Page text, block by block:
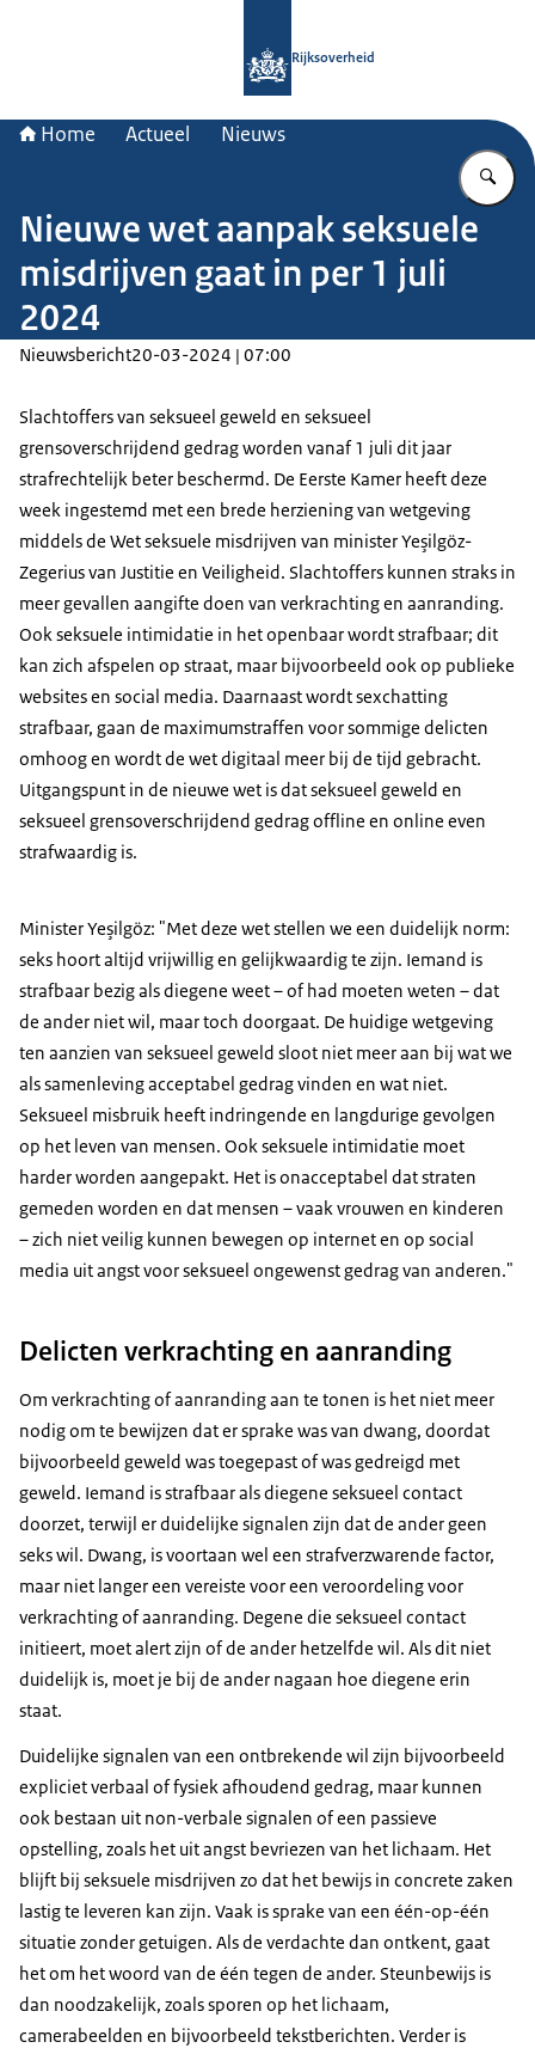
Rijksoverheid
Home Actueel Nieuws
Nieuwe wet aanpak seksuele
misdrijven gaat in per 1 juli
2024
Nieuwsbericht20-03-2024 | 07:00
Slachtoffers van seksueel geweld en seksueel
grensoverschrijdend gedrag worden vanaf 1 juli dit jaar
strafrechtelijk beter beschermd. De Eerste Kamer heeft deze
week ingestemd met een brede herziening van wetgeving
middels de Wet seksuele misdrijven van minister Yeşilgöz-
Zegerius van Justitie en Veiligheid. Slachtoffers kunnen straks in
meer gevallen aangifte doen van verkrachting en aanranding.
Ook seksuele intimidatie in het openbaar wordt strafbaar; dit
kan zich afspelen op straat, maar bijvoorbeeld ook op publieke
websites en social media. Daarnaast wordt sexchatting
strafbaar, gaan de maximumstraffen voor sommige delicten
omhoog en wordt de wet digitaal meer bij de tijd gebracht.
Uitgangspunt in de nieuwe wet is dat seksueel geweld en
seksueel grensoverschrijdend gedrag offline en online even
strafwaardig is.
Minister Yeşilgöz: "Met deze wet stellen we een duidelijk norm:
seks hoort altijd vrijwillig en gelijkwaardig te zijn. Iemand is
strafbaar bezig als diegene weet – of had moeten weten – dat
de ander niet wil, maar toch doorgaat. De huidige wetgeving
ten aanzien van seksueel geweld sloot niet meer aan bij wat we
als samenleving acceptabel gedrag vinden en wat niet.
Seksueel misbruik heeft indringende en langdurige gevolgen
op het leven van mensen. Ook seksuele intimidatie moet
harder worden aangepakt. Het is onacceptabel dat straten
gemeden worden en dat mensen – vaak vrouwen en kinderen
– zich niet veilig kunnen bewegen op internet en op social
media uit angst voor seksueel ongewenst gedrag van anderen."
Delicten verkrachting en aanranding
Om verkrachting of aanranding aan te tonen is het niet meer
nodig om te bewijzen dat er sprake was van dwang, doordat
bijvoorbeeld geweld was toegepast of was gedreigd met
geweld. Iemand is strafbaar als diegene seksueel contact
doorzet, terwijl er duidelijke signalen zijn dat de ander geen
seks wil. Dwang, is voortaan wel een strafverzwarende factor,
maar niet langer een vereiste voor een veroordeling voor
verkrachting of aanranding. Degene die seksueel contact
initieert, moet alert zijn of de ander hetzelfde wil. Als dit niet
duidelijk is, moet je bij de ander nagaan hoe diegene erin
staat.
Duidelijke signalen van een ontbrekende wil zijn bijvoorbeeld
expliciet verbaal of fysiek afhoudend gedrag, maar kunnen
ook bestaan uit non-verbale signalen of een passieve
opstelling, zoals het uit angst bevriezen van het lichaam. Het
blijft bij seksuele misdrijven zo dat het bewijs in concrete zaken
lastig te leveren kan zijn. Vaak is sprake van een één-op-één
situatie zonder getuigen. Als de verdachte dan ontkent, gaat
het om het woord van de één tegen de ander. Steunbewijs is
dan noodzakelijk, zoals sporen op het lichaam,
camerabeelden en bijvoorbeeld tekstberichten. Verder is